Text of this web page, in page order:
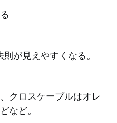
が見えやすくなる。
クロスケーブルはオレ
など。